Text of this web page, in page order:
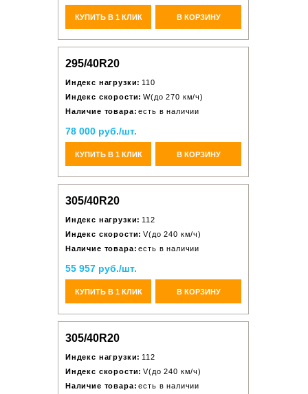
КУПИТЬ В 1 КЛИК В КОРЗИНУ
295/40R20
Индекс нагрузки: 110
Индекс скорости: W(до 270 км/ч)
Наличие товара: есть в наличии
78 000 руб./шт.
КУПИТЬ В 1 КЛИК В КОРЗИНУ
305/40R20
Индекс нагрузки: 112
Индекс скорости: V(до 240 км/ч)
Наличие товара: есть в наличии
55 957 руб./шт.
КУПИТЬ В 1 КЛИК В КОРЗИНУ
305/40R20
Индекс нагрузки: 112
Индекс скорости: V(до 240 км/ч)
Наличие товара: есть в наличии